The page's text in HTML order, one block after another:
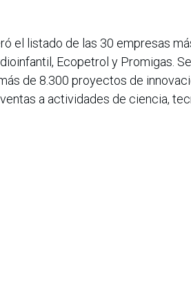
el listado de las 30 empresas
Ecopetrol y Promigas.
de 8.300 proyectos de
a actividades de ciencia,